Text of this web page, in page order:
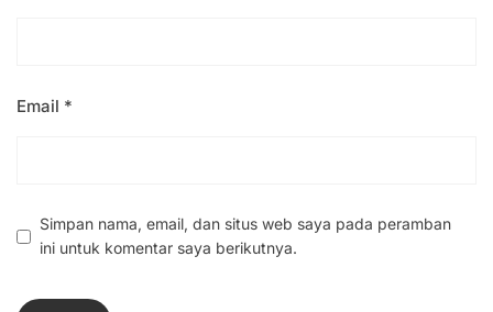
Email *
Simpan nama, email, dan situs web saya pada peramban
ini untuk komentar saya berikutnya.